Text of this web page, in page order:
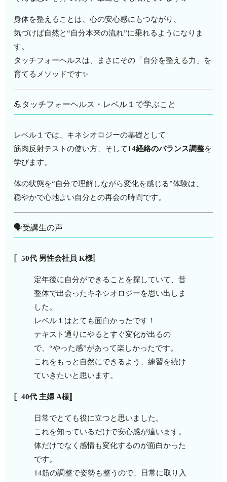
身体を整えることは、心の安心感にもつながり、
気づけば自然と“自分本来の流れ”に乗れるようになりま
す。
タッチフォーヘルスは、まさにその「自分を整える力」を
育てるメソッドです✨
💪タッチフォーヘルス・レベル１で学ぶこと
レベル１では、キネシオロジーの基礎として
筋肉反射テストの使い方、そして14経絡のバランス調整を
学びます。
体の状態を“自分で理解しながら変化を感じる”体験は、
穏やかで心地よい自分との再会の時間です。
🗣️受講生の声
〚50代 男性会社員 K様〛
定年後に自分ができることを探していて、昔
整体で出会ったキネシオロジーを思い出しま
した。
レベル１はとても面白かったです！
テキスト通りにやるとすぐ変化が出るの
で、“やった感”があって楽しかったです。
これをもっと自然にできるよう、練習を続け
ていきたいと思います。
〚40代 主婦 A様〛
日常でとても役に立つと思いました。
これを知っているだけで安心感が違います。
体だけでなく感情も変化するのが面白かった
です。
14筋の調整で姿勢も整うので、日常に取り入